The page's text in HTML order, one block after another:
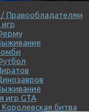
/ Правообладателям
игр GTA
битва